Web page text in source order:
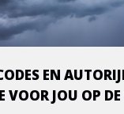
EN
VOOR JOU OP